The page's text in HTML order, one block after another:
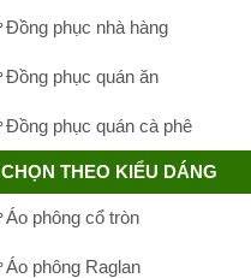
Đồng phục nhà hàng
Đồng phục quán ăn
Đồng phục quán cà phê
CHỌN THEO KIỂU DÁNG
Áo phông cổ tròn
Áo phông Raglan